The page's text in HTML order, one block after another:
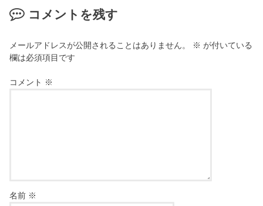
コメントを残す
メールアドレスが公開されることはありません。 ※ が付いている
欄は必須項目です
コメント ※
名前 ※